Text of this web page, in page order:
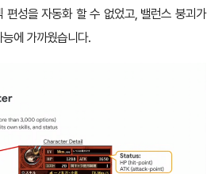
편성을 자동화 할 수 없었고, 밸런스 붕괴가
에 가까웠습니다.